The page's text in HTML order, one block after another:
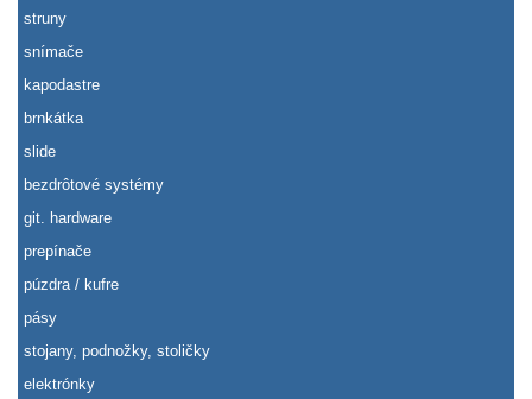
struny
snímače
kapodastre
brnkátka
slide
bezdrôtové systémy
git. hardware
prepínače
púzdra / kufre
pásy
stojany, podnožky, stoličky
elektrónky